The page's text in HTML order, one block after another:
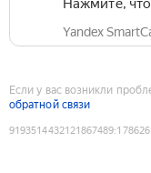
Нажмите,
Yandex
Если у вас возникли
обратной связи
9193514432121867489: